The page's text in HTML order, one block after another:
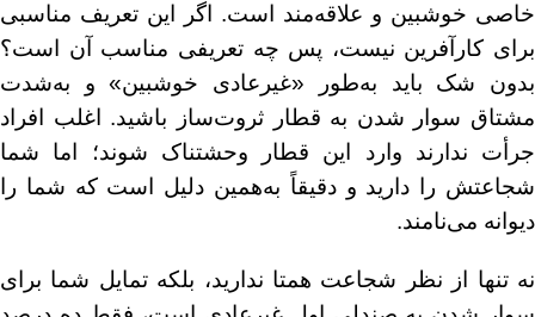
خاصی خوشبین و علاقه‌مند است. اگر این تعریف مناسبی
برای کارآفرین نیست، پس چه تعریفی مناسب آن است؟
بدون شک باید به‌طور «غیرعادی خوشبین» و به‌شدت
مشتاق سوار شدن به قطار ثروت‌ساز باشید. اغلب افراد
جرأت ندارند وارد این قطار وحشتناک شوند؛ اما شما
شجاعتش را دارید و دقیقاً به‌همین دلیل است که شما را
دیوانه می‌نامند.
نه تنها از نظر شجاعت همتا ندارید، بلکه تمایل شما برای